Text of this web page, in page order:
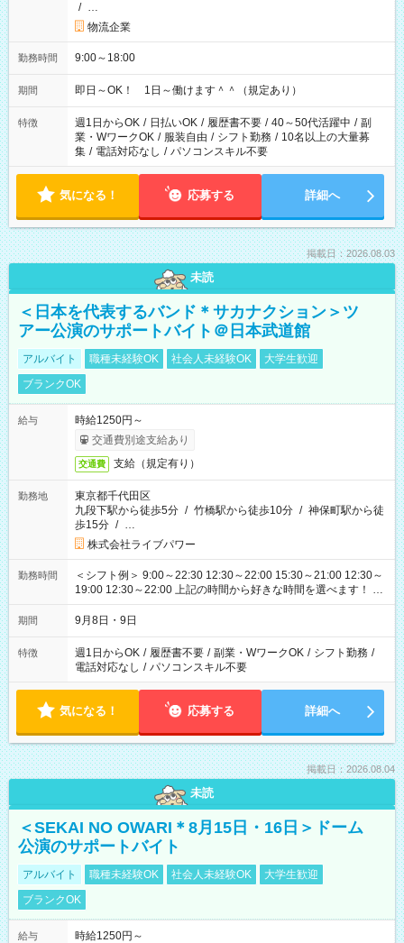
/ …
物流企業
勤務時間 9:00～18:00
期間 即日～OK！ 1日～働けます＾＾（規定あり）
特徴 週1日からOK / 日払いOK / 履歴書不要 / 40～50代活躍中 / 副
業・WワークOK / 服装自由 / シフト勤務 / 10名以上の大量募
集 / 電話対応なし / パソコンスキル不要
気になる！ 応募する 詳細へ
掲載日：2026.08.03
未読
＜日本を代表するバンド＊サカナクション＞ツ
アー公演のサポートバイト＠日本武道館
アルバイト 職種未経験OK 社会人未経験OK
大学生歓迎
ブランクOK
給与
時給1250円～
交通費別途支給あり
交通費 支給（規定有り）
勤務地
東京都千代田区
九段下駅から徒歩5分 / 竹橋駅から徒歩10分 / 神保町駅から徒
歩15分 / …
株式会社ライブパワー
勤務時間
＜シフト例＞ 9:00～22:30 12:30～22:00 15:30～21:00 12:30～
19:00 12:30～22:00 上記の時間から好きな時間を選べます！ ※
時間は変更となる可能性があります
期間 9月8日・9日
特徴 週1日からOK / 履歴書不要 / 副業・WワークOK / シフト勤務 /
電話対応なし / パソコンスキル不要
気になる！ 応募する 詳細へ
掲載日：2026.08.04
未読
＜SEKAI NO OWARI＊8月15日・16日＞ドーム
公演のサポートバイト
アルバイト 職種未経験OK 社会人未経験OK
大学生歓迎
ブランクOK
給与
時給1250円～